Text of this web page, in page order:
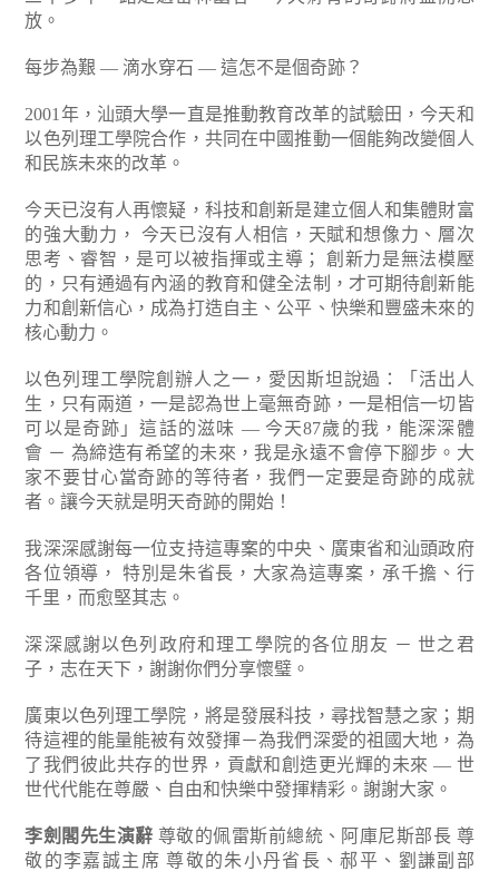
放。
每步為艱 — 滴水穿石 — 這怎不是個奇跡？
2001年，汕頭大學一直是推動教育改革的試驗田，今天和
以色列理工學院合作，共同在中國推動一個能夠改變個人
和民族未來的改革。
今天已沒有人再懷疑，科技和創新是建立個人和集體財富
的強大動力，
今天已沒有人相信，天賦和想像力、層次
思考、睿智，是可以被指揮或主導；
創新力是無法模壓
的，只有通過有內涵的教育和健全法制，才可期待創新能
力和創新信心，成為打造自主、公平、快樂和豐盛未來的
核心動力。
以色列理工學院創辦人之一，愛因斯坦說過：「活出人
生，只有兩道，一是認為世上毫無奇跡，一是相信一切皆
可以是奇跡」這話的滋味 — 今天87歲的我，能深深體
會 － 為締造有希望的未來，我是永遠不會停下腳步。大
家不要甘心當奇跡的等待者，我們一定要是奇跡的成就
者。讓今天就是明天奇跡的開始！
我深深感謝每一位支持這專案的中央、廣東省和汕頭政府
各位領導， 特別是朱省長，大家為這專案，承千擔、行
千里，而愈堅其志。
深深感謝以色列政府和理工學院的各位朋友 － 世之君
子，志在天下，謝謝你們分享懷璧。
廣東以色列理工學院，將是發展科技，尋找智慧之家；期
待這裡的能量能被有效發揮－為我們深愛的祖國大地，為
了我們彼此共存的世界，貢獻和創造更光輝的未來 — 世
世代代能在尊嚴、自由和快樂中發揮精彩。謝謝大家。
李劍閣先生演辭 尊敬的佩雷斯前總統、阿庫尼斯部長 尊
敬的李嘉誠主席 尊敬的朱小丹省長、郝平、劉謙副部